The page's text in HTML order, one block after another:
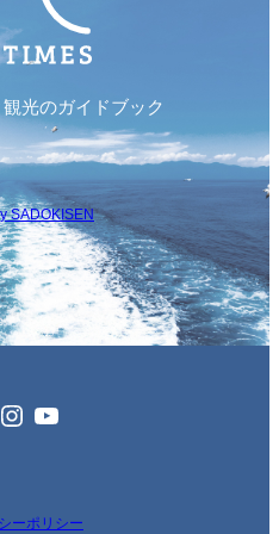
光のガイドブック
SADOKISEN
Instagram
YouTube
ーポリシー